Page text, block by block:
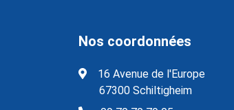
Nos coordonnées
16 Avenue de l'Europe
67300 Schiltigheim